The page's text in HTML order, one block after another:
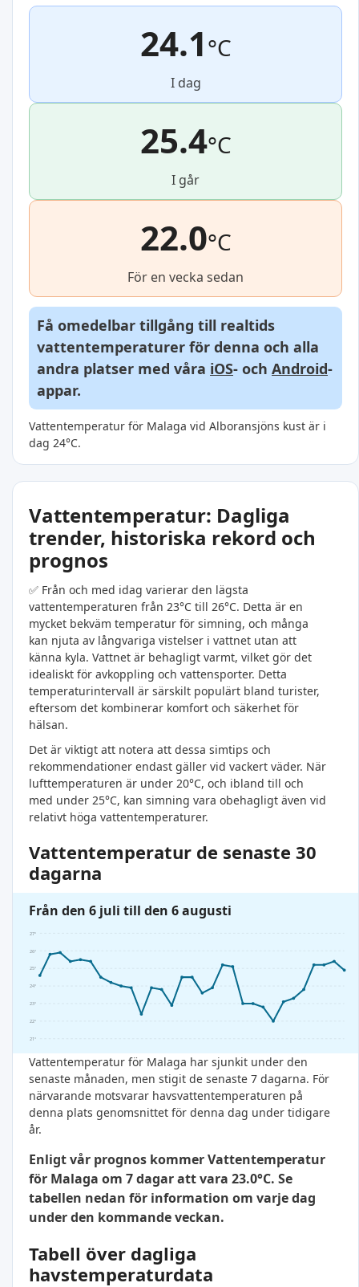
24.1°C
I dag
25.4°C
I går
22.0°C
För en vecka sedan
Få omedelbar tillgång till realtids
vattentemperaturer för denna och alla
andra platser med våra iOS- och Android-
appar.
Vattentemperatur för Malaga vid Alboransjöns kust är i
dag 24°C.
Vattentemperatur: Dagliga
trender, historiska rekord och
prognos
✅ Från och med idag varierar den lägsta
vattentemperaturen från 23°C till 26°C. Detta är en
mycket bekväm temperatur för simning, och många
kan njuta av långvariga vistelser i vattnet utan att
känna kyla. Vattnet är behagligt varmt, vilket gör det
idealiskt för avkoppling och vattensporter. Detta
temperaturintervall är särskilt populärt bland turister,
eftersom det kombinerar komfort och säkerhet för
hälsan.
Det är viktigt att notera att dessa simtips och
rekommendationer endast gäller vid vackert väder. När
lufttemperaturen är under 20°C, och ibland till och
med under 25°C, kan simning vara obehagligt även vid
relativt höga vattentemperaturer.
Vattentemperatur de senaste 30
dagarna
Från den 6 juli till den 6 augusti
21°
22°
23°
24°
25°
26°
27°
Vattentemperatur för Malaga har sjunkit under den
senaste månaden, men stigit de senaste 7 dagarna. För
närvarande motsvarar havsvattentemperaturen på
denna plats genomsnittet för denna dag under tidigare
år.
Enligt vår prognos kommer Vattentemperatur
för Malaga om 7 dagar att vara 23.0°C. Se
tabellen nedan för information om varje dag
under den kommande veckan.
Tabell över dagliga
havstemperaturdata